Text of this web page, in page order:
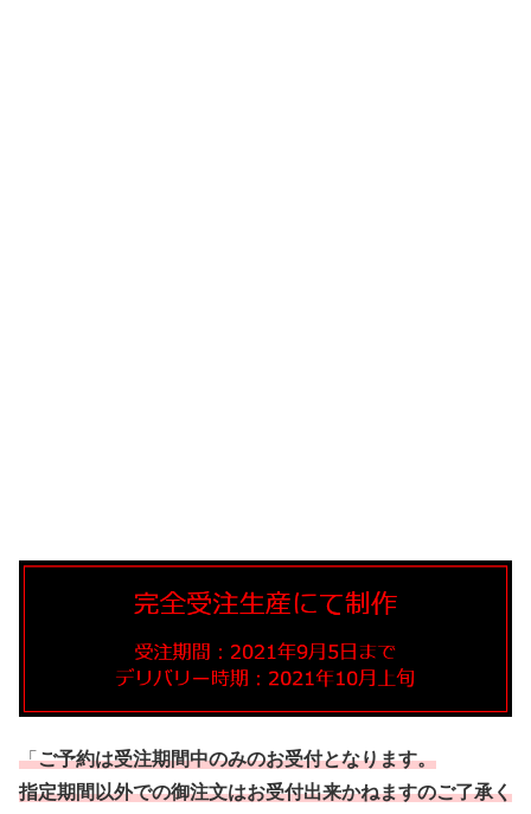
「ご予約は受注期間中のみのお受付となります。
指定期間以外での御注文はお受付出来かねますのご了承く